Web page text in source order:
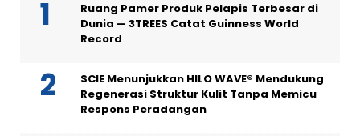
Ruang Pamer Produk Pelapis Terbesar di
Dunia — 3TREES Catat Guinness World
Record
SCIE Menunjukkan HILO WAVE® Mendukung
Regenerasi Struktur Kulit Tanpa Memicu
Respons Peradangan